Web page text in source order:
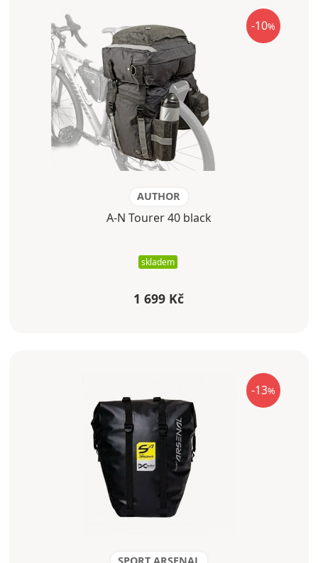
-10%
AUTHOR
A-N Tourer 40 black
skladem
1 699 Kč
-13%
SPORT ARSENAL